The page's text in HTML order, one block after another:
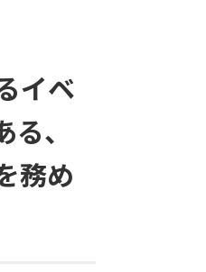
イベ
、
務め